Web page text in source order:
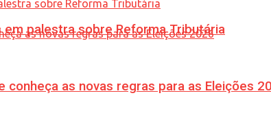
as novas regras para as Eleições
palestra sobre Reforma Tributária